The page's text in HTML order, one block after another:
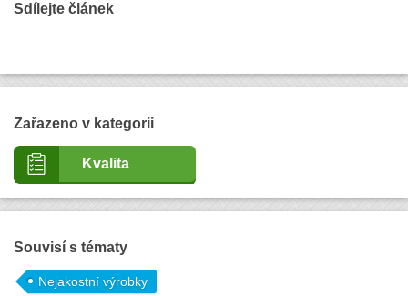
Sdílejte článek
Zařazeno v kategorii
Kvalita
Souvisí s tématy
Nejakostní výrobky